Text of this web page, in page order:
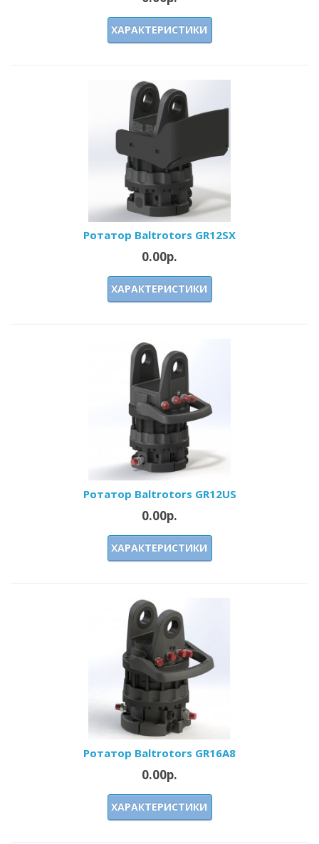
ХАРАКТЕРИСТИКИ
Ротатор Baltrotors GR12SX
0.00р.
ХАРАКТЕРИСТИКИ
Ротатор Baltrotors GR12US
0.00р.
ХАРАКТЕРИСТИКИ
Ротатор Baltrotors GR16A8
0.00р.
ХАРАКТЕРИСТИКИ